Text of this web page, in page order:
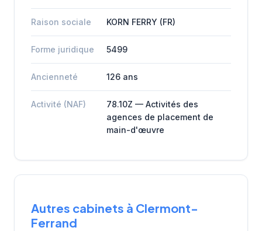
Raison sociale KORN FERRY (FR)
Forme juridique 5499
Ancienneté 126 ans
Activité (NAF)
78.10Z — Activités des
agences de placement de
main-d'œuvre
Autres cabinets à Clermont-
Ferrand